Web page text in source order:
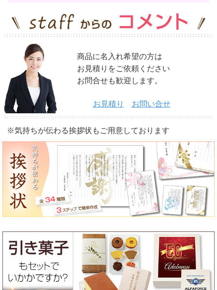
商品に名入れ希望の方は
お見積りをご依頼ください
お問合せも歓迎します。
お見積り お問い合せ
※気持ちが伝わる挨拶状もご用意しております